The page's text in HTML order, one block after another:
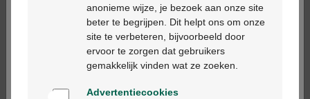
gratuitedans votre pharmacie Multipharma
Livraison à domicilegratuite à partir de 55 €
sécurisé
Service clientèlepar chat ouformulaire de contact
Ga verder in het nederlands
Continuez en français
anonieme wijze, je bezoek aan onze site
beter te begrijpen. Dit helpt ons om onze
site te verbeteren, bijvoorbeeld door
ervoor te zorgen dat gebruikers
gemakkelijk vinden wat ze zoeken.
Advertentiecookies